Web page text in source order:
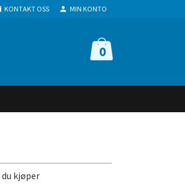
KONTAKT OSS MIN KONTO
0
kjøper